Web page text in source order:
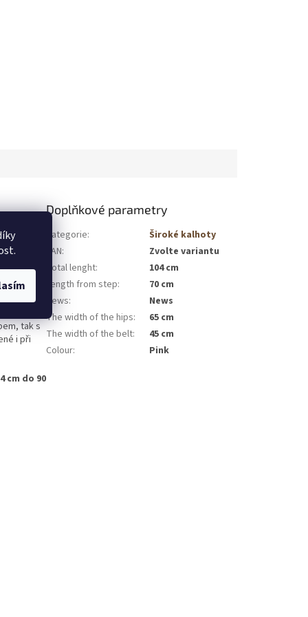
zároveň
tak s
i při
cm do 90
Doplňkové parametry
Kategorie:
Široké kalhoty
EAN:
Zvolte variantu
Total lenght:
104 cm
Length from step:
70 cm
News:
News
The width of the hips:
65 cm
The width of the belt:
45 cm
Colour: Pink